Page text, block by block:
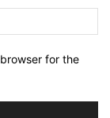
for the